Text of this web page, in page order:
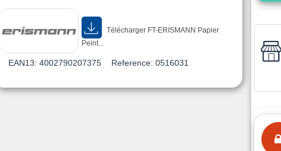
Télécharger FT-ERISMANN Papier
Peint...
EAN13: 4002790207375 Reference: 0516031